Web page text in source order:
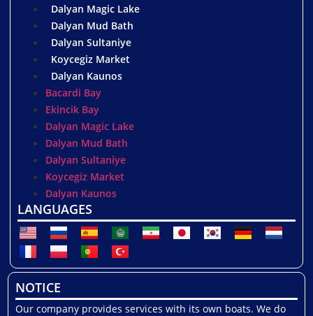
Dalyan Magic Lake
Dalyan Mud Bath
Dalyan Sultaniye
Koycegiz Market
Dalyan Kaunos
Bacardi Bay
Ekincik Bay
Dalyan Magic Lake
Dalyan Mud Bath
Dalyan Sultaniye
Koycegiz Market
Dalyan Kaunos
LANGUAGES
NOTICE
Our company provides services with its own boats. We do